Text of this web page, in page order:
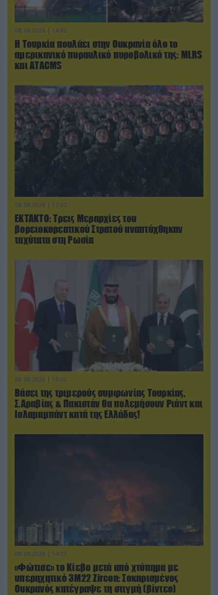
08.08.2026 | 14:02
Η Τουρκία πουλάει στην Ουκρανία όλο το
αμερικανικό πυραυλικό πυροβολικό της: MLRS
και ΑΤΑCMS
08.08.2026 | 17:02
ΕΚΤΑΚΤΟ: Τρεις Μεραρχίες του
βορειοκορεατικού Στρατού αναπτύχθηκαν
ταχύτατα στη Ρωσία
08.08.2026 | 18:02
Βάσει της τριμερούς συμφωνίας Τουρκίας,
Σ.Αραβίας & Πακιστάν θα πολεμήσουν Ριάντ και
Ισλαμαμπάντ κατά της Ελλάδας!
08.08.2026 | 14:02
«Φώτισε» το Κίεβο μετά από χτύπημα με
υπερηχητικό 3M22 Zircon: Σοκαρισμένος
Ουκρανός κατέγραψε τη στιγμή (βίντεο)